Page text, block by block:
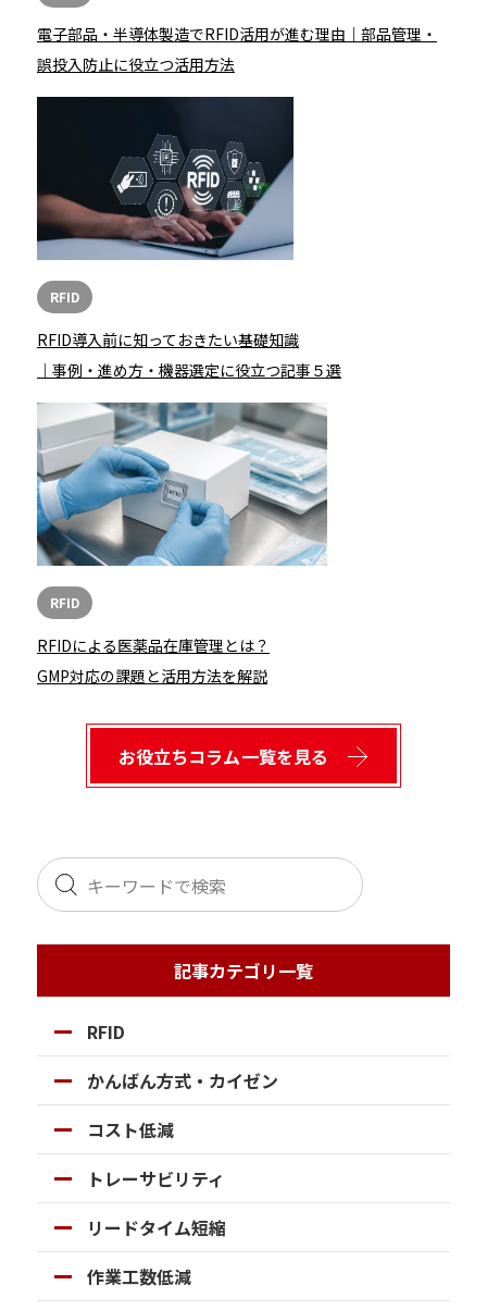
電子部品・半導体製造でRFID活用が進む理由｜部品管理・
誤投入防止に役立つ活用方法
RFID
RFID導入前に知っておきたい基礎知識
｜事例・進め方・機器選定に役立つ記事５選
RFID
RFIDによる医薬品在庫管理とは？
GMP対応の課題と活用方法を解説
お役立ちコラム一覧を見る
記事カテゴリ一覧
RFID
かんばん方式・カイゼン
コスト低減
トレーサビリティ
リードタイム短縮
作業工数低減